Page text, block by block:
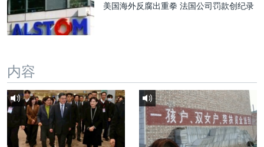
GEN Z 看美国
美国海外反腐出重拳 法国公司罚款创纪录
内容